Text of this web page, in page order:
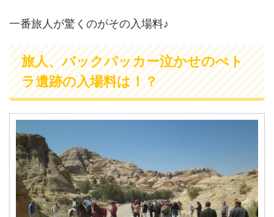
一番旅人が驚くのがその入場料♪
旅人、バックパッカー泣かせのぺト
ラ遺跡の入場料は！？